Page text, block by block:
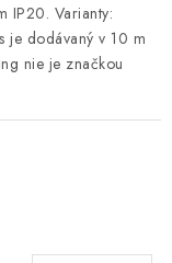
osobných údajov
IP20. Varianty:
je dodávaný v 10 m
nie je značkou